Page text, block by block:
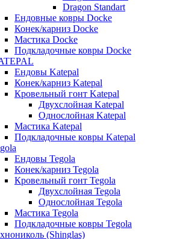
Dragon Standart
Ендовные ковры Docke
Конек/карниз Docke
Мастика Docke
Подкладочные ковры Docke
Ендовы Katepal
Конек/карниз Katepal
Кровельный гонт Katepal
Двухслойная Katepal
Однослойная Katepal
Мастика Katepal
Подкладочные ковры Katepal
Ендовы Tegola
Конек/карниз Tegola
Кровельный гонт Tegola
Двухслойная Tegola
Однослойная Tegola
Мастика Tegola
Подкладочные ковры Tegola
(Shinglas)